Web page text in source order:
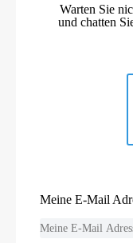
Warten Sie
und chatten
Meine E-Mail